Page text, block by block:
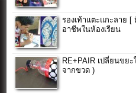
รองเท้าแตะแกะลาย
อาชีพในห้องเรียน
RE+PAIR เปลี่ยนขย
จากขวด )